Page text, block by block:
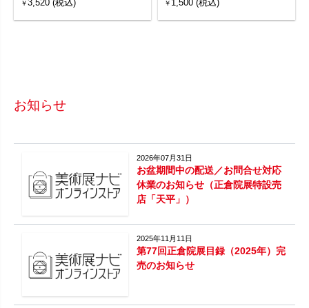
￥3,520 (税込) ￥ 1,500 (税込)
お知らせ
2026年07月31日
お盆期間中の配送／お問合せ対応
休業のお知らせ（正倉院展特設売
店「天平」）
2025年11月11日
第77回正倉院展目録（2025年）完
売のお知らせ